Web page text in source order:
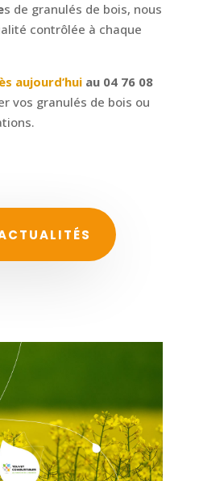
s de granulés de bois, nous
contrôlée à chaque
aujourd’huiau 04 76 08
vos granulés de bois ou